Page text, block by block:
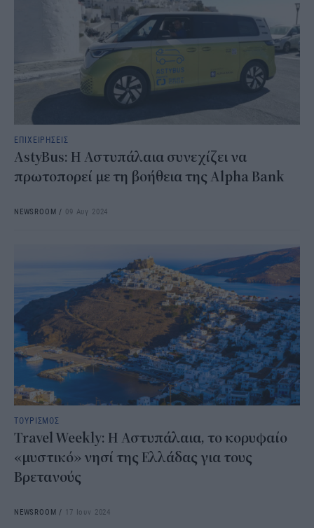
ΕΠΙΧΕΙΡΗΣΕΙΣ
AstyBus: Η Αστυπάλαια συνεχίζει να
πρωτοπορεί με τη βοήθεια της Alpha Bank
NEWSROOM / 09 Αυγ 2024
ΤΟΥΡΙΣΜΟΣ
Travel Weekly: Η Αστυπάλαια, το κορυφαίο
«μυστικό» νησί της Ελλάδας για τους
Βρετανούς
NEWSROOM / 17 Ιουν 2024